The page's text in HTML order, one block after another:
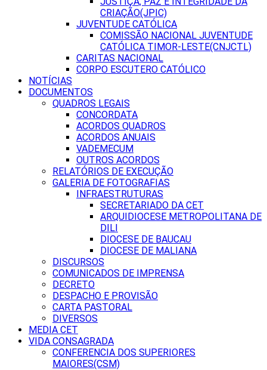
CRIAÇÃO(JPIC)
JUVENTUDE CATÓLICA
COMISSÃO NACIONAL JUVENTUDE
CATÓLICA TIMOR-LESTE(CNJCTL)
CARITAS NACIONAL
CORPO ESCUTERO CATÓLICO
NOTÍCIAS
DOCUMENTOS
QUADROS LEGAIS
CONCORDATA
ACORDOS QUADROS
ACORDOS ANUAIS
VADEMECUM
OUTROS ACORDOS
RELATÓRIOS DE EXECUÇÃO
GALERIA DE FOTOGRAFIAS
INFRAESTRUTURAS
SECRETARIADO DA CET
ARQUIDIOCESE METROPOLITANA DE
DILI
DIOCESE DE BAUCAU
DIOCESE DE MALIANA
DISCURSOS
COMUNICADOS DE IMPRENSA
DECRETO
DESPACHO E PROVISÃO
CARTA PASTORAL
DIVERSOS
MEDIA CET
VIDA CONSAGRADA
CONFERENCIA DOS SUPERIORES
MAIORES(CSM)